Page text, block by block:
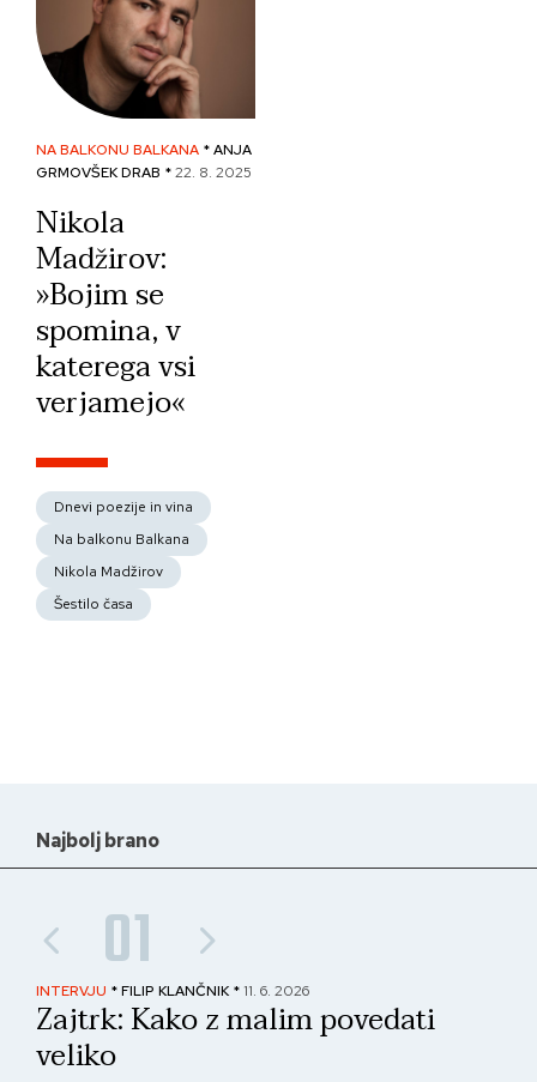
NA BALKONU BALKANA * ANJA
GRMOVŠEK DRAB *22. 8. 2025
Nikola
Madžirov:
»Bojim se
spomina, v
katerega vsi
verjamejo«
Dnevi poezije in vina
Na balkonu Balkana
Nikola Madžirov
Šestilo časa
Najbolj brano
01
INTERVJU * FILIP KLANČNIK * 11. 6. 2026
Zajtrk: Kako z malim povedati
veliko